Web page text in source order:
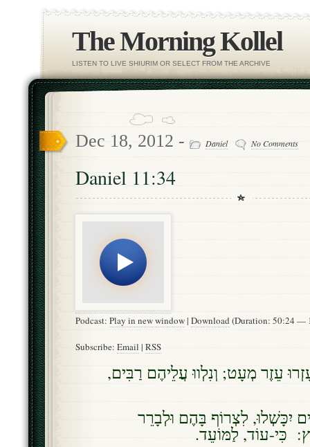
The Morning Kollel
LISTEN TO LIVE SHIURIM OR SELECT FROM THE ARCHIVE
Dec 18, 2012 - Daniel No Comments
Daniel 11:34
Podcast: Play in new window| Download (Duration: 50:24 —
Subscribe: Email | RSS
עֵזֶר מְעָט; וְנִלְווּ עֲלֵיהֶם רַבִּים,
יִכָּשְׁלוּ, לִצְרוֹף בָּהֶם וּלְבָרֵר
כִּי-עוֹד, לַמּוֹעֵד.